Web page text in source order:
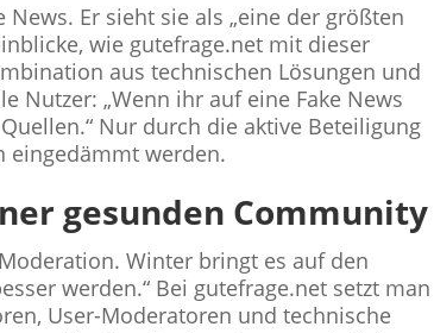
Er sieht sie als „eine der größten
wie gutefrage.net mit dieser
aus technischen Lösungen und
Nutzer: „Wenn ihr auf eine Fake News
Nur durch die aktive Beteiligung
eingedämmt werden.
gesunden Community
Winter bringt es auf den
werden.“ Bei gutefrage.net setzt man
User-Moderatoren und technische